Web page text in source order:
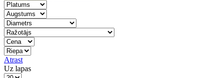
Atrast
Uz lapas